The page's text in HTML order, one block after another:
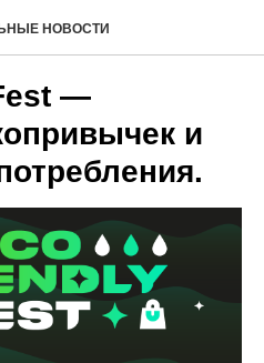
НОВОСТИ
—
и